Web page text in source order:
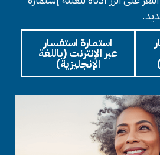
استمارة استفسار
عبر الإنترنت (باللغة
الإنجليزية)